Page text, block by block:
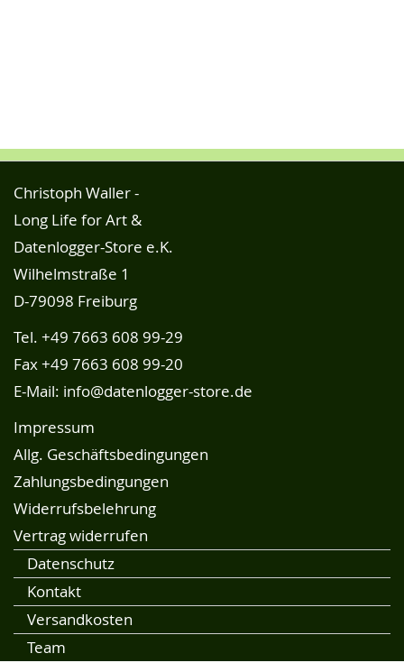
Christoph Waller -
Long Life for Art &
Datenlogger-Store e.K.
Wilhelmstraße 1
D-79098 Freiburg
Tel. +49 7663 608 99-29
Fax +49 7663 608 99-20
E-Mail: info@datenlogger-store.de
Impressum
Allg. Geschäftsbedingungen
Zahlungsbedingungen
Widerrufsbelehrung
Vertrag widerrufen
Datenschutz
Kontakt
Versandkosten
Team